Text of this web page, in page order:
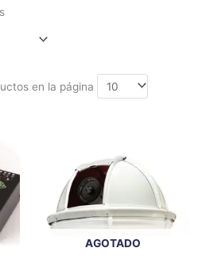
en la página
variantes.
opciones
AGOTADO